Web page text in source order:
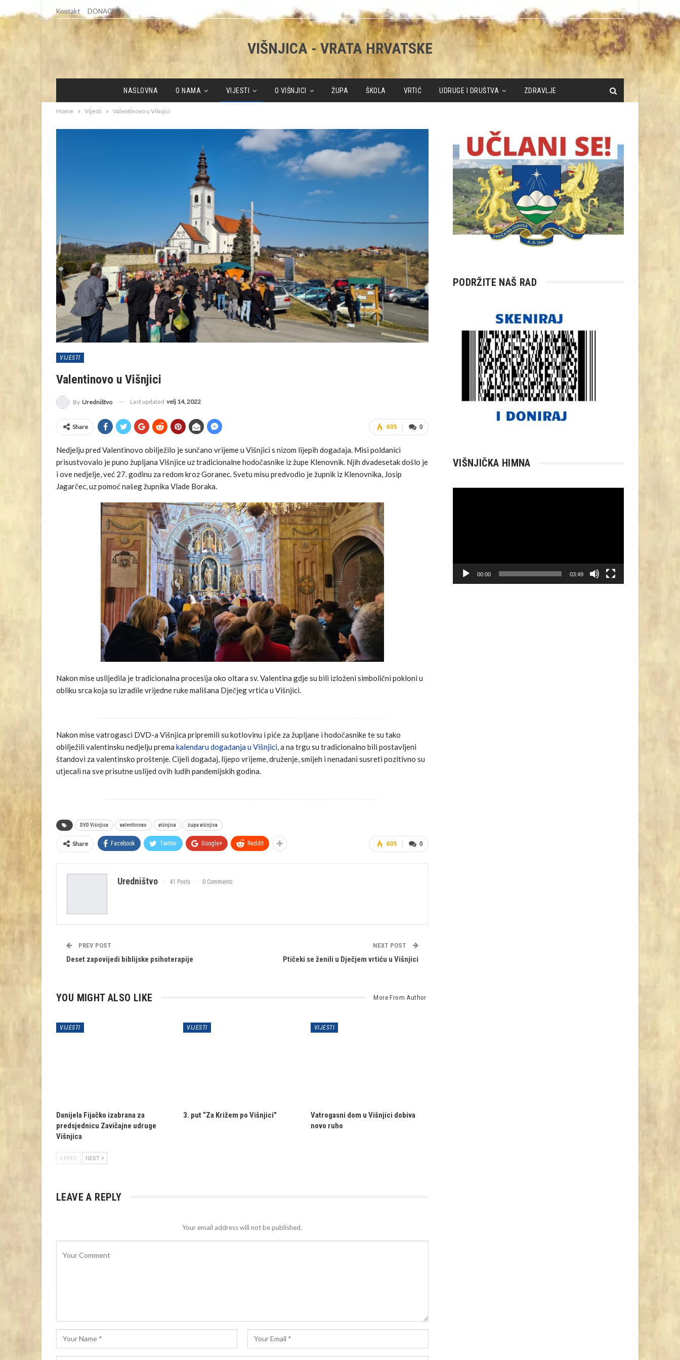
Kontakt DONACIJE
VIŠNJICA - VRATA HRVATSKE
NASLOVNA O NAMA VIJESTI O VIŠNJICI ŽUPA ŠKOLA VRTIĆ UDRUGE I DRUŠTVA ZDRAVLJE
Home Vijesti Valentinovo u Višnjici
VIJESTI
Valentinovo u Višnjici
By Uredništvo Last updated velj 14, 2022
0
605
Share
Nedjelju pred Valentinovo obilježilo je sunčano vrijeme u Višnjici s nizom lijepih događaja. Misi poldanici
prisustvovalo je puno župljana Višnjice uz tradicionalne hodočasnike iz župe Klenovnik. Njih dvadesetak došlo je
i ove nedjelje, već 27. godinu za redom kroz Goranec. Svetu misu predvodio je župnik iz Klenovnika, Josip
Jagarčec, uz pomoć našeg župnika Vlade Boraka.
Nakon mise uslijedila je tradicionalna procesija oko oltara sv. Valentina gdje su bili izloženi simbolični pokloni u
obliku srca koja su izradile vrijedne ruke mališana Dječjeg vrtića u Višnjici.
Nakon mise vatrogasci DVD-a Višnjica pripremili su kotlovinu i piće za župljane i hodočasnike te su tako
obilježili valentinsku nedjelju prema kalendaru događanja u Višnjici, a na trgu su tradicionalno bili postavljeni
štandovi za valentinsko proštenje. Cijeli događaj, lijepo vrijeme, druženje, smijeh i nenadani susreti pozitivno su
utjecali na sve prisutne uslijed ovih ludih pandemijskih godina.
DVD Višnjica valentinovo višnjica župa višnjica
0
605
Share Facebook Twitter Google+ ReddIt
Uredništvo 41 Posts 0 Comments
PREV POST
Deset zapovijedi biblijske psihoterapije
NEXT POST
Ptičeki se ženili u Dječjem vrtiću u Višnjici
YOU MIGHT ALSO LIKE More From Author
VIJESTI
Danijela Fijačko izabrana za
predsjednicu Zavičajne udruge
Višnjica
VIJESTI
3. put “Za Križem po Višnjici”
VIJESTI
Vatrogasni dom u Višnjici dobiva
novo ruho
PREV NEXT
LEAVE A REPLY
Your email address will not be published.
PODRŽITE NAŠ RAD
VIŠNJIČKA HIMNA
00:00 03:49